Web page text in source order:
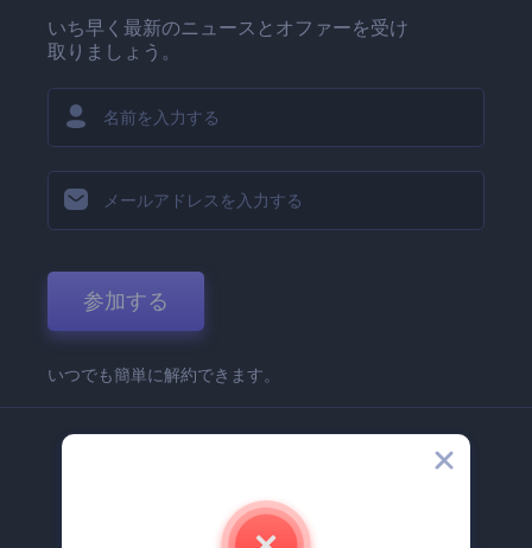
いち早く最新のニュースとオファーを受け
取りましょう。
参加する
いつでも簡単に解約できます。
Renderforest 企業情報
お問い合わせ